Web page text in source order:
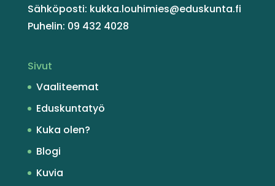
Sähköposti: kukka.louhimies@eduskunta.fi
Puhelin: 09 432 4028
Sivut
Vaaliteemat
Eduskuntatyö
Kuka olen?
Blogi
Kuvia